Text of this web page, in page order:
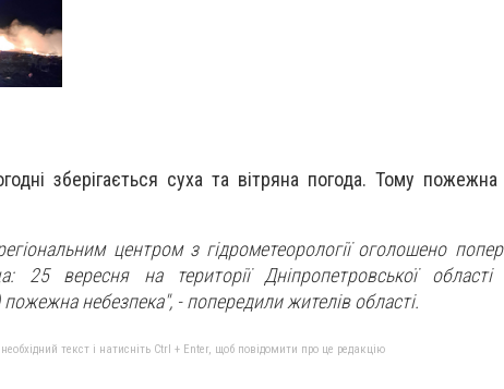
зберігається суха та вітряна погода. Тому
центром з гідрометеорології оголошено
25 вересня на території Дніпропетровської області
пожежна небезпека", - попередили жителів області.
текст і натисніть Ctrl + Enter, щоб повідомити про це редакцію